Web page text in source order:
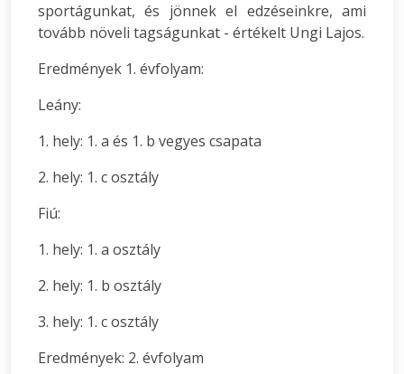
sportágunkat, és jönnek el edzéseinkre, ami
tovább növeli tagságunkat - értékelt Ungi Lajos.
Eredmények 1. évfolyam:
Leány:
1. hely: 1. a és 1. b vegyes csapata
2. hely: 1. c osztály
Fiú:
1. hely: 1. a osztály
2. hely: 1. b osztály
3. hely: 1. c osztály
Eredmények: 2. évfolyam